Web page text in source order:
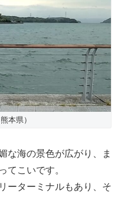
本県）
な海の景色が広がり、ま
てこいです。
ーターミナルもあり、そ